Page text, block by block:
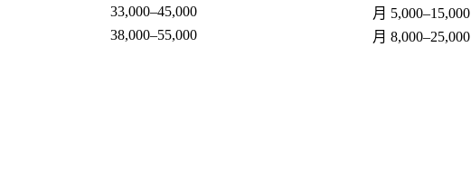
33,000–45,000
月 5,000–15,000
38,000–55,000 月 8,000–25,000